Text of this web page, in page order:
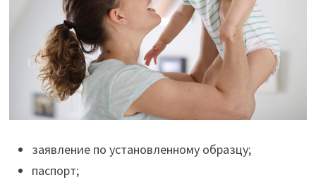
заявление по установленному образцу;
паспорт;